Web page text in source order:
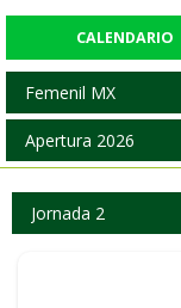
CALENDARIO